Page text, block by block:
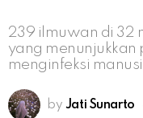
239 ilmuwan di 32
yang menunjukkan
menginfeksi
by Jati Sunarto